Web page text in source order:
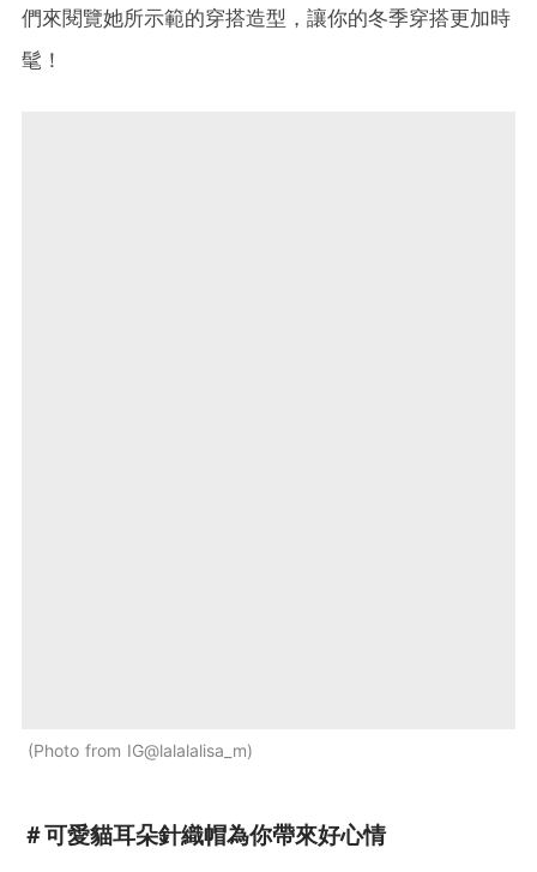
們來閱覽她所示範的穿搭造型，讓你的冬季穿搭更加時
髦！
Photo from IG@lalalalisa_m
＃可愛貓耳朵針織帽為你帶來好心情